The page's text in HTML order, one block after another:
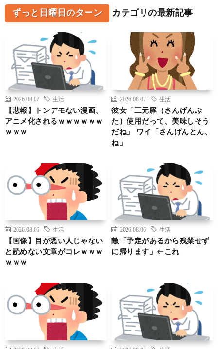
ずっと日曜日のターン カテゴリの最新記事
2026.08.07 生活
【悲報】トンデモない漫画、
アニメ化されるｗｗｗｗｗｗ
ｗｗｗ
2026.08.07 生活
彼女「三元豚（さんげんぶ
た）使用だって、美味しそう
だね」 ワイ「さんげんとん、
ね」
2026.08.06 生活
【画像】目が悪い人じゃない
と読めない文章がコレｗｗｗ
ｗｗｗ
2026.08.06 生活
敵「予定があるから残業せず
に帰ります」←これ